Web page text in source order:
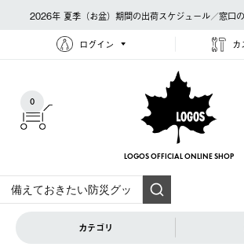
2026年 夏季（お盆）期間の出荷スケジュール／窓口
ログイン カ
0
LOGOS OFFICIAL ONLINE SHOP
カテゴリ